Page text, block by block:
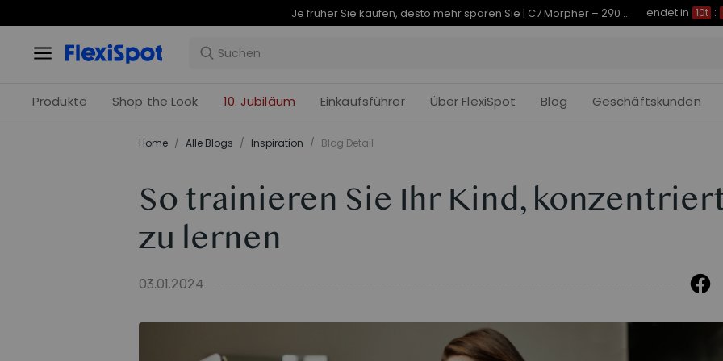
Je früher Sie kaufen, desto mehr sparen Sie | C7 Morpher – 290 € Rabatt endet in 10t :
Produkte Shop the Look 10. Jubiläum Einkaufsführer Über FlexiSpot Blog Geschäftskunden
Home / Alle Blogs / Inspiration / Blog Detail
So trainieren Sie Ihr Kind,
zu lernen
03.01.2024